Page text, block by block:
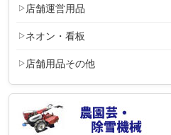
店舗運営用品
ネオン・看板
店舗用品その他